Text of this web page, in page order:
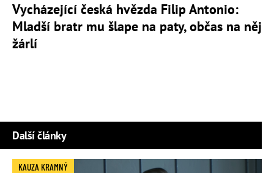
Vycházející česká hvězda Filip Antonio:
Mladší bratr mu šlape na paty, občas na něj
žárlí
Další články
KAUZA KRAMNÝ